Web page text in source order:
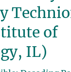
of
IL)